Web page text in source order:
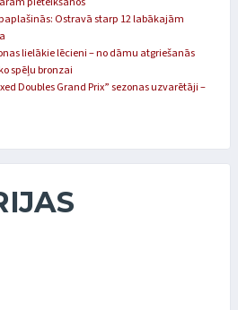
Ostravā starp 12 labākajām
lielākie lēcieni – no dāmu atgriešanās
spēļu bronzai
Doubles Grand Prix” sezonas uzvarētāji –